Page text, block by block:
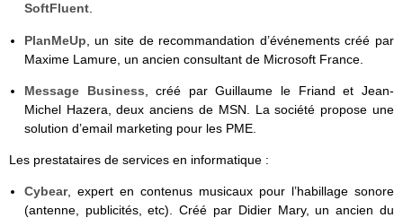
SoftFluent.
PlanMeUp , un site de recommandation d’événements créé par
Maxime Lamure, un ancien consultant de Microsoft France.
Message Business , créé par Guillaume le Friand et Jean-
Michel Hazera, deux anciens de MSN. La société propose une
solution d’email marketing pour les PME.
Les prestataires de services en informatique :
Cybear, expert en contenus musicaux pour l’habillage sonore
(antenne, publicités, etc). Créé par Didier Mary, un ancien du